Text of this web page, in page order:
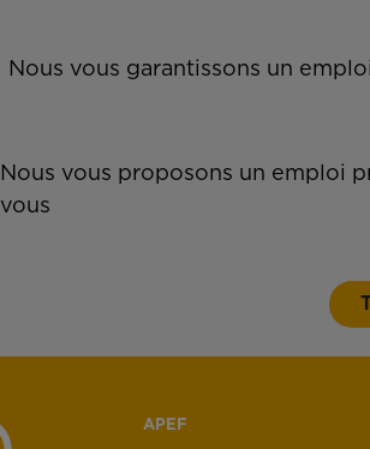
Nous vous garantissons un
Nous vous proposons un emploi
vous
APEF